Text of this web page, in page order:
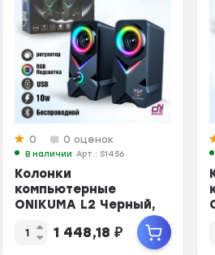
0 0 оценок
В наличии Арт.: S1456
Колонки
компьютерные
ONIKUMA L2 Черный,
Bluetooth, mini Ja...
1 448,18 ₽